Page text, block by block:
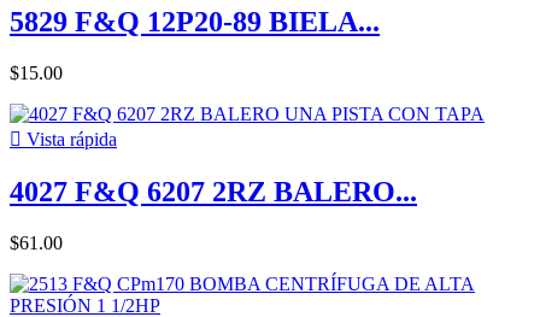
5829 F&Q 12P20-89 BIELA...
$15.00
 Vista rápida
4027 F&Q 6207 2RZ BALERO...
$61.00